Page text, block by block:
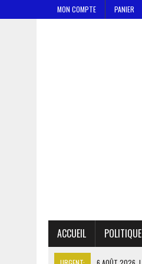
MON COMPTE PANIER
ACCUEIL POLITIQUE